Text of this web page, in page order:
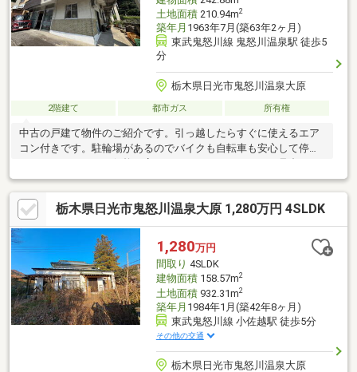
土地面積210.94m2
築年月 1963年7月(築63年2ヶ月)
東武鬼怒川線 鬼怒川温泉駅 徒歩5
分
栃木県日光市鬼怒川温泉大原
2階建て 都市ガス 所有権
中古の戸建て物件のご紹介です。引っ越したらすぐに使えるエア
コン付きです。駐輪場があるのでバイクも自転車も安心して停め
価値のある物件です。
栃木県日光市鬼怒川温泉大原 1,280万円 4SLDK
1,280万円
間取り 4SLDK
建物面積158.57m2
土地面積932.31m2
築年月 1984年1月(築42年8ヶ月)
東武鬼怒川線 小佐越駅 徒歩5分
その他の交通
栃木県日光市鬼怒川温泉大原